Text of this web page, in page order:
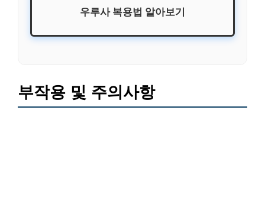
우루사 복용법 알아보기
부작용 및 주의사항